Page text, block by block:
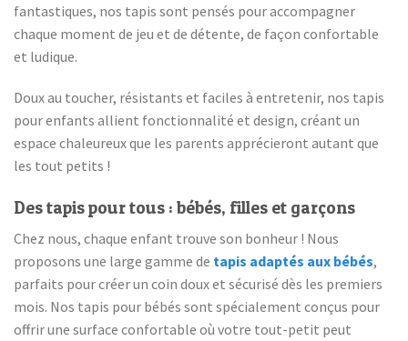
fantastiques, nos tapis sont pensés pour accompagner
chaque moment de jeu et de détente, de façon confortable
et ludique.
Doux au toucher, résistants et faciles à entretenir, nos tapis
pour enfants allient fonctionnalité et design, créant un
espace chaleureux que les parents apprécieront autant que
les tout petits !
Des tapis pour tous : bébés, filles et garçons
Chez nous, chaque enfant trouve son bonheur ! Nous
proposons une large gamme de tapis adaptés aux bébés,
parfaits pour créer un coin doux et sécurisé dès les premiers
mois. Nos tapis pour bébés sont spécialement conçus pour
offrir une surface confortable où votre tout-petit peut